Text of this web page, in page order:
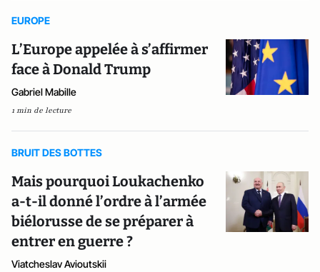
EUROPE
L’Europe appelée à s’affirmer
face à Donald Trump
Gabriel Mabille
1 min de lecture
BRUIT DES BOTTES
Mais pourquoi Loukachenko
a-t-il donné l’ordre à l’armée
biélorusse de se préparer à
entrer en guerre ?
Viatcheslav Avioutskii